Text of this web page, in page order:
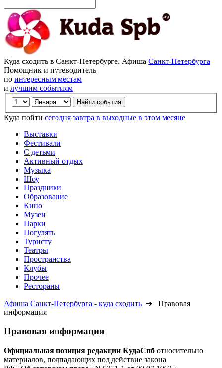
Куда сходить в Санкт-Петербурге. Афиша Санкт-Петербурга
Помощник и путеводитель
по интересным местам
и лучшим событиям
Куда пойти сегодня завтра в выходные в этом месяце
Выставки
Фестивали
С детьми
Активный отдых
Музыка
Шоу
Праздники
Образование
Кино
Музеи
Парки
Погулять
Туристу
Театры
Пространства
Клубы
Прочее
Рестораны
Афиша Санкт-Петербурга - куда сходить ➔ Правовая
информация
Правовая информация
Официальная позиция редакции КудаСпб относительно
материалов, подпадающих под действие закона